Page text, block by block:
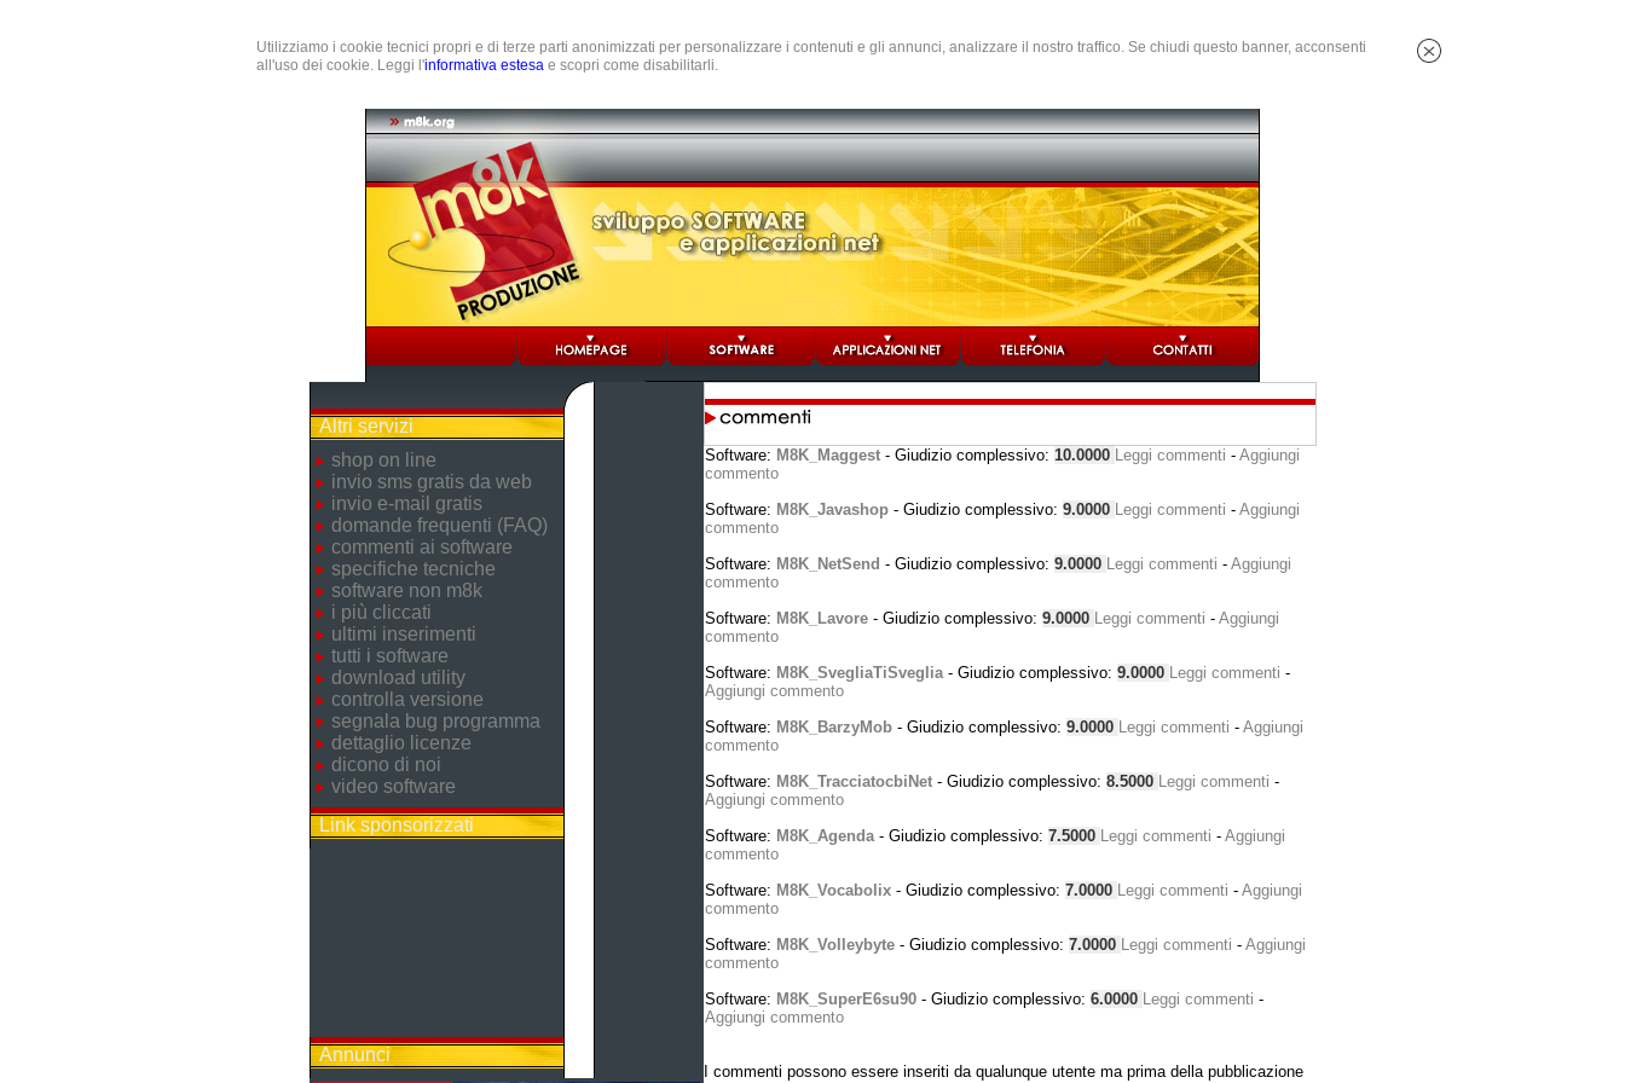
Utilizziamo i cookie tecnici propri e di terze parti anonimizzati per personalizzare i contenuti e gli annunci, analizzare il nostro traffico. Se chiudi questo banner, acconsenti
all'uso dei cookie. Leggi l'informativa estesa e scopri come disabilitarli.
Altri servizi
shop on line
invio sms gratis da web
invio e-mail gratis
domande frequenti (FAQ)
commenti ai software
specifiche tecniche
software non m8k
i più cliccati
ultimi inserimenti
tutti i software
download utility
controlla versione
segnala bug programma
dettaglio licenze
dicono di noi
video software
Link sponsorizzati
Annunci
Software: M8K_Maggest- Giudizio complessivo: 10.0000 Leggi commenti - Aggiungi
commento
Software: M8K_Javashop- Giudizio complessivo: 9.0000 Leggi commenti - Aggiungi
commento
Software: M8K_NetSend - Giudizio complessivo: 9.0000 Leggi commenti - Aggiungi
commento
Software: M8K_Lavore- Giudizio complessivo: 9.0000 Leggi commenti - Aggiungi
commento
Software: M8K_SvegliaTiSveglia- Giudizio complessivo: 9.0000 Leggi commenti -
Aggiungi commento
Software: M8K_BarzyMob- Giudizio complessivo: 9.0000 Leggi commenti - Aggiungi
commento
Software: M8K_TracciatocbiNet- Giudizio complessivo: 8.5000 Leggi commenti -
Aggiungi commento
Software: M8K_Agenda- Giudizio complessivo: 7.5000 Leggi commenti - Aggiungi
commento
Software: M8K_Vocabolix- Giudizio complessivo: 7.0000 Leggi commenti - Aggiungi
commento
Software: M8K_Volleybyte- Giudizio complessivo: 7.0000 Leggi commenti - Aggiungi
commento
Software: M8K_SuperE6su90- Giudizio complessivo: 6.0000 Leggi commenti -
Aggiungi commento
I commenti possono essere inseriti da qualunque utente ma prima della pubblicazione